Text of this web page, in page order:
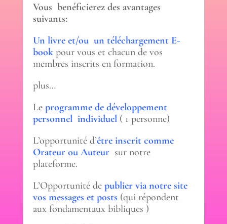
Vous benéficierez des avantages
suivants:
Un livre et/ou un téléchargement E-
bookpour vous et chacun de vos
membres inscrits en formation.
plus…
Le programme de développement
personnel individuel ( 1 personne)
L’opportunité d’être inscrit comme
Orateur ou Auteur sur notre
plateforme.
L’Opportunité de publier via notre site
vos messages et posts (qui répondent
aux fondamentaux bibliques )